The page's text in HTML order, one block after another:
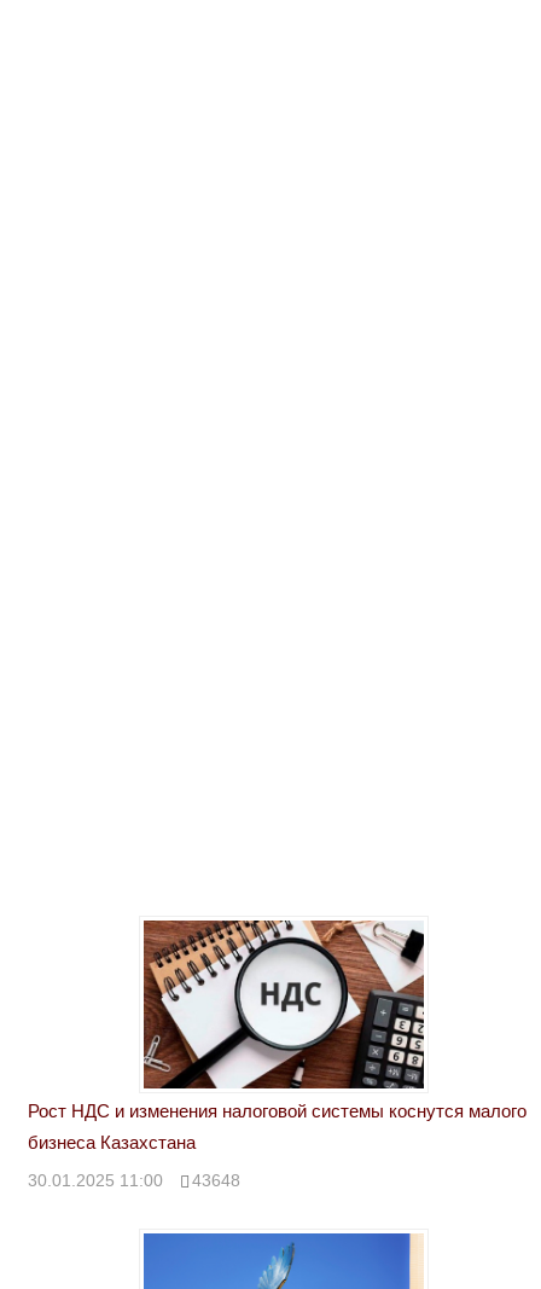
Рост НДС и изменения налоговой системы коснутся малого
бизнеса Казахстана
30.01.2025 11:00 43648